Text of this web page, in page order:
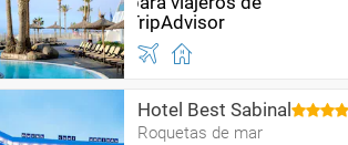
Hotel Best Sabinal
Roquetas de mar